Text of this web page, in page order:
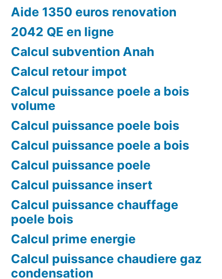
Aide 1350 euros renovation
2042 QE en ligne
Calcul subvention Anah
Calcul retour impot
Calcul puissance poele a bois
volume
Calcul puissance poele bois
Calcul puissance poele a bois
Calcul puissance poele
Calcul puissance insert
Calcul puissance chauffage
poele bois
Calcul prime energie
Calcul puissance chaudiere gaz
condensation